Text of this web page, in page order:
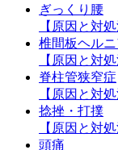
ぎっくり腰
【原因と対処
椎間板ヘルニ
【原因と対処
脊柱管狭窄症
【原因と対処
捻挫・打撲
【原因と対処
頭痛